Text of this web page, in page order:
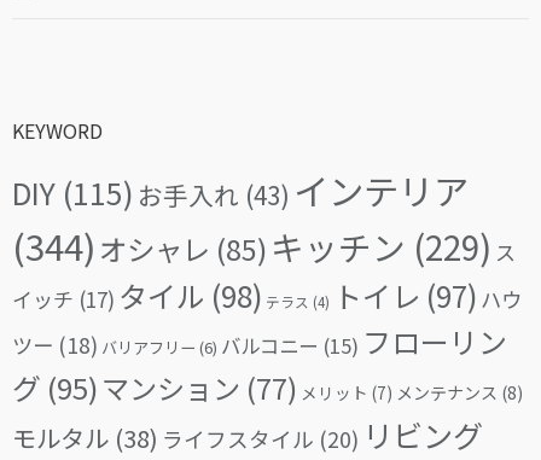
KEYWORD
DIY (115) お手入れ (43) インテリア
(344) オシャレ (85) キッチン (229) ス
イッチ (17) タイル (98) テラス (4) トイレ (97) ハウ
ツー (18) バリアフリー (6) バルコニー (15) フローリン
グ (95)マンション (77) メリット (7) メンテナンス (8)
モルタル (38) ライフスタイル (20) リビング